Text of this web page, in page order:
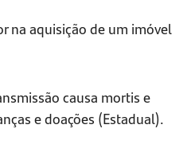
na aquisição de um imóvel
causa mortis e
e doações (Estadual).